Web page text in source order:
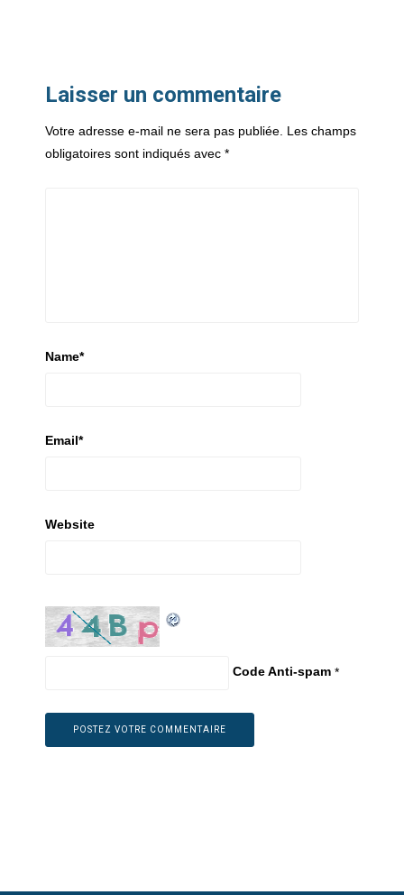
Laisser un commentaire
Votre adresse e-mail ne sera pas publiée. Les champs
obligatoires sont indiqués avec *
Name*
Email*
Website
Code Anti-spam *